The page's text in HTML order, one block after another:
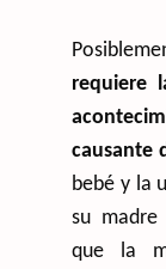
requiere
causante
bebé y la
su madre
que la